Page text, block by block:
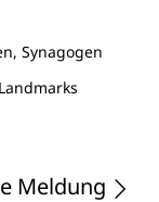
Synagogen
Meldung